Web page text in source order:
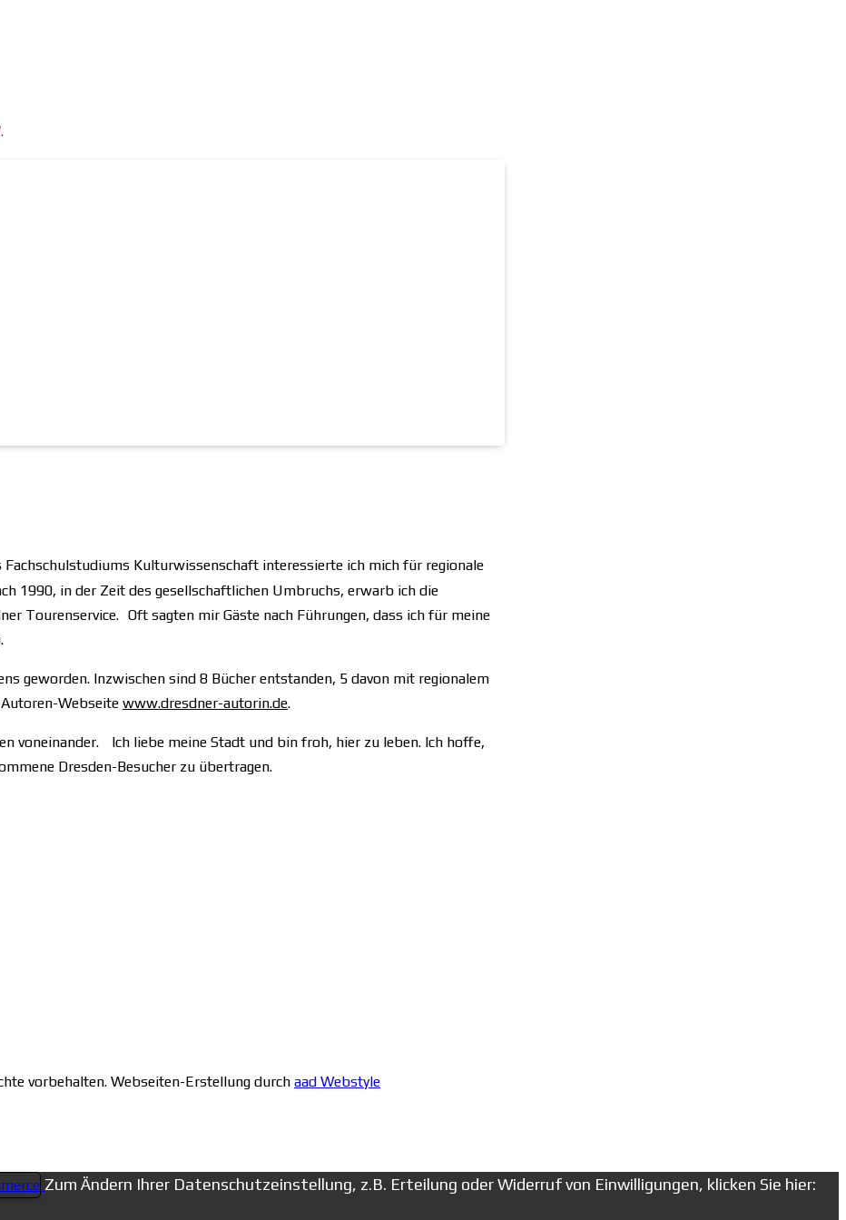
Fachschulstudiums Kulturwissenschaft interessierte ich mich für regionale
1990, in der Zeit des gesellschaftlichen Umbruchs, erwarb ich die
Tourenservice. Oft sagten mir Gäste nach Führungen, dass ich für meine
geworden. Inzwischen sind 8 Bücher entstanden, 5 davon mit regionalem
Webseite www.dresdner-autorin.de.
voneinander. Ich liebe meine Stadt und bin froh, hier zu leben. Ich hoffe,
Dresden-Besucher zu übertragen.
vorbehalten. Webseiten-Erstellung durch aad Webstyle
Zum Ändern Ihrer Datenschutzeinstellung, z.B. Erteilung oder Widerruf von Einwilligungen, klicken Sie hier: